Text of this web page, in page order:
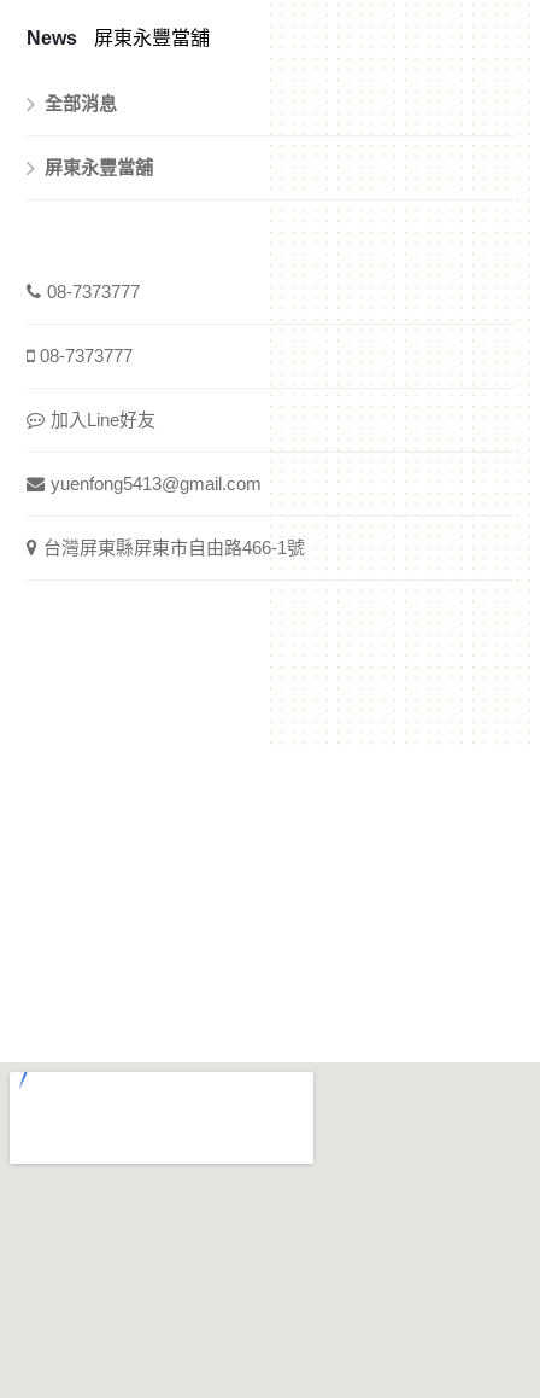
News 屏東永豐當舖
全部消息
屏東永豐當舖
08-7373777
08-7373777
加入Line好友
yuenfong5413@gmail.com
台灣屏東縣屏東市自由路466-1號